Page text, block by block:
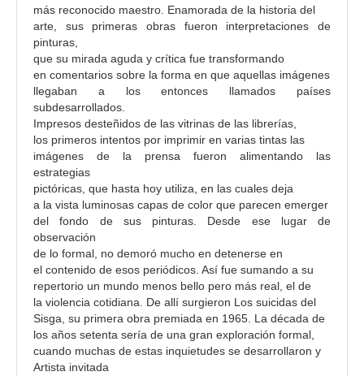
más reconocido maestro. Enamorada de la historia del
arte, sus primeras obras fueron interpretaciones de
pinturas,
que su mirada aguda y crítica fue transformando
en comentarios sobre la forma en que aquellas imágenes
llegaban a los entonces llamados países
subdesarrollados.
Impresos desteñidos de las vitrinas de las librerías,
los primeros intentos por imprimir en varias tintas las
imágenes de la prensa fueron alimentando las
estrategias
pictóricas, que hasta hoy utiliza, en las cuales deja
a la vista luminosas capas de color que parecen emerger
del fondo de sus pinturas. Desde ese lugar de
observación
de lo formal, no demoró mucho en detenerse en
el contenido de esos periódicos. Así fue sumando a su
repertorio un mundo menos bello pero más real, el de
la violencia cotidiana. De allí surgieron Los suicidas del
Sisga, su primera obra premiada en 1965. La década de
los años setenta sería de una gran exploración formal,
cuando muchas de estas inquietudes se desarrollaron y
Artista invitada